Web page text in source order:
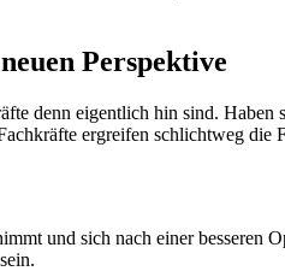
Perspektive
denn eigentlich hin sind.
ergreifen schlichtweg
und sich nach einer besseren